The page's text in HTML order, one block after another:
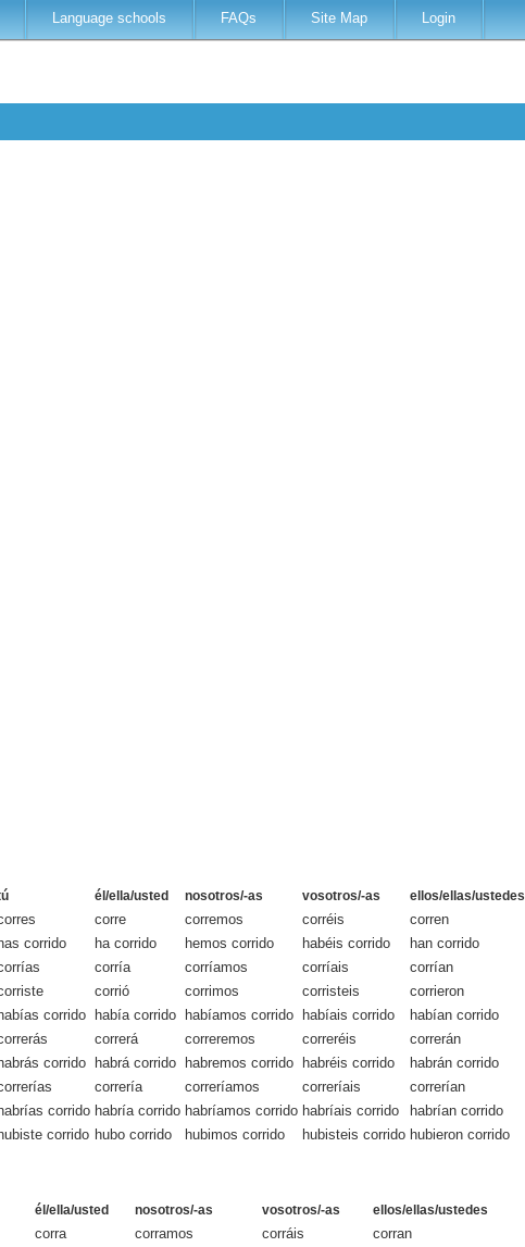
Language schools FAQs Site Map Login
él/ella/usted nosotros/-as vosotros/-as ellos/ellas/ustedes
corre corremos corréis
corren
has corrido ha corrido hemos corrido habéis corrido
han corrido
corría corríamos corríais
corrían
corrió corrimos corristeis
corrieron
habías corrido había corrido habíamos corrido habíais corrido
habían corrido
correrá correremos correréis
correrán
habrás corrido habrá corrido habremos corrido habréis corrido
habrán corrido
correría correríamos correríais
correrían
habrías corrido habría corrido habríamos corrido habríais corrido
habrían corrido
hubiste corrido hubo corrido hubimos corrido hubisteis corrido hubieron corrido
él/ella/usted nosotros/-as vosotros/-as ellos/ellas/ustedes
corra corramos corráis
corran